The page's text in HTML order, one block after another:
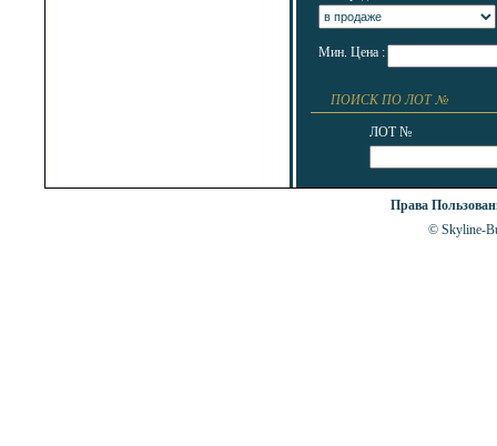
Мин. Цена :
ПОИСК ПО ЛОТ №
ЛОТ №
Права
© Skyline-